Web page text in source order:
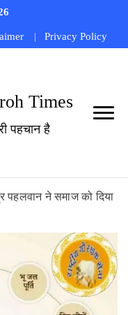
Privacy Policy
Times
पहचान है
पहलवान ने समाज को दिया